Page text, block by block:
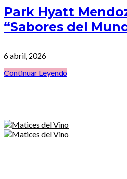
Park Hyatt
“Sabores del
6 abril, 2026
Continuar Leyendo